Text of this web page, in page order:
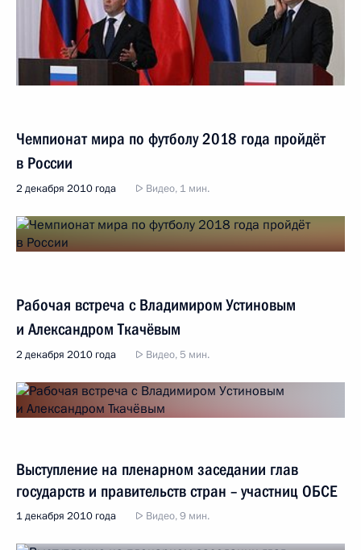
Чемпионат мира по футболу 2018 года пройдёт
в России
2 декабря 2010 года Видео, 1 мин.
Рабочая встреча с Владимиром Устиновым
и Александром Ткачёвым
2 декабря 2010 года Видео, 5 мин.
Выступление на пленарном заседании глав
государств и правительств стран – участниц ОБСЕ
1 декабря 2010 года Видео, 9 мин.